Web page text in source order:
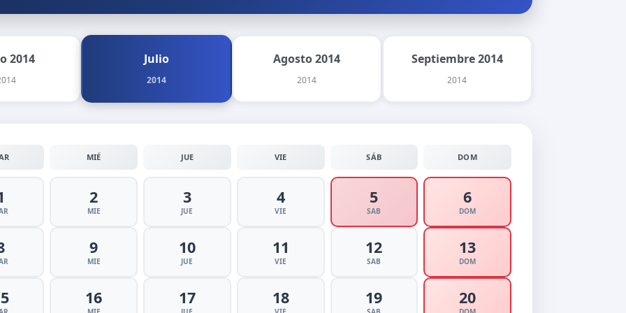
2014 Julio
2014
Agosto 2014
2014
Septiembre 2014
2014
MIÉ JUE VIE SÁB DOM
2
MIE
3
JUE
4
VIE
5
SAB
6
DOM
9
MIE
10
JUE
11
VIE
12
SAB
13
DOM
16 17 18 19 20